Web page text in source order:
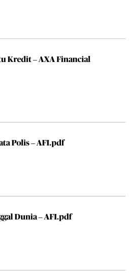
Kredit – AXA Financial
Polis – AFI.pdf
Dunia – AFI.pdf